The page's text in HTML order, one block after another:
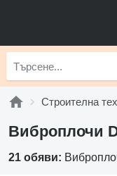
Строителна
Виброплочи
21 обяви: